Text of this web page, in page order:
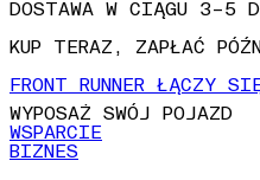
DOSTAWA W CIĄGU 3–5
KUP TERAZ, ZAPŁAĆ
FRONT RUNNER ŁĄCZY
WYPOSAŻ SWÓJ POJAZD
WSPARCIE
BIZNES